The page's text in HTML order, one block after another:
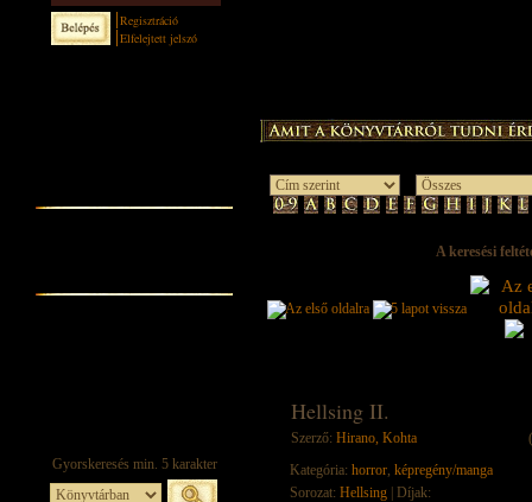
Regisztráció
Elfelejtett jelszó
A keresési
Hellsing II.
Szerző: Hirano, Kohta
Kategória: horror, képregény/manga
Sorozat: Hellsing | Díjak: